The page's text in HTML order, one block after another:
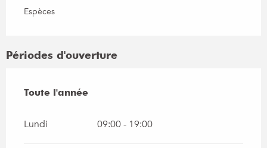
Espèces
Périodes d'ouverture
Toute l'année
Toute l'année
Lundi 09:00 - 19:00